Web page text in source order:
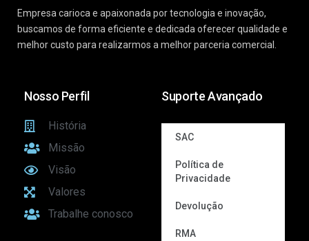
Empresa carioca e apaixonada por tecnologia e inovação,
buscamos de forma eficiente e dedicada oferecer qualidade e
melhor custo para realizarmos a melhor parceria comercial.
Nosso Perfil
História
Missão
Visão
Valores
Trabalhe conosco
Suporte Avançado
SAC
Política de
Privacidade
Devolução
RMA